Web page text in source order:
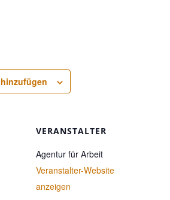
VERANSTALTER
Agentur für Arbeit
Veranstalter-Website
anzeigen